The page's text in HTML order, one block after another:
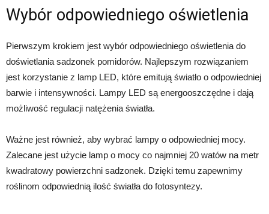
Wybór odpowiedniego oświetlenia
Pierwszym krokiem jest wybór odpowiedniego oświetlenia do
doświetlania sadzonek pomidorów. Najlepszym rozwiązaniem
jest korzystanie z lamp LED, które emitują światło o odpowiedniej
barwie i intensywności. Lampy LED są energooszczędne i dają
możliwość regulacji natężenia światła.
Ważne jest również, aby wybrać lampy o odpowiedniej mocy.
Zalecane jest użycie lamp o mocy co najmniej 20 watów na metr
kwadratowy powierzchni sadzonek. Dzięki temu zapewnimy
roślinom odpowiednią ilość światła do fotosyntezy.